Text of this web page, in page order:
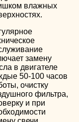
влажных
замену
в двигателе
50-100 часов
очистку
фильтра,
и при